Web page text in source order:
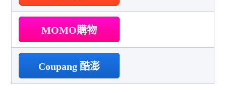
MOMO購物
Coupang 酷澎